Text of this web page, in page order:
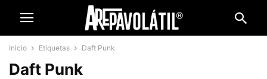
Inicio Etiquetas Daft Punk
Daft Punk